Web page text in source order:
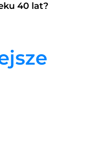
40 lat?